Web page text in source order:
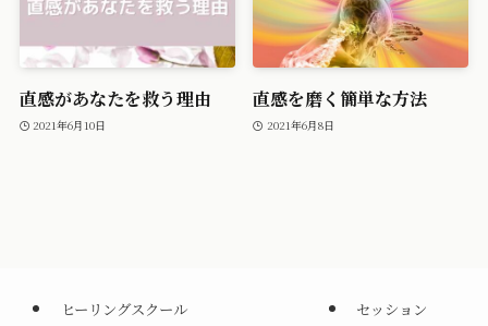
直感があなたを救う理由
2021年6月10日
直感を磨く簡単な方法
2021年6月8日
ヒーリングスクール セッション